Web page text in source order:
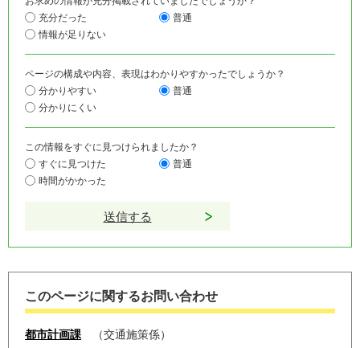
充分だった
普通
情報が足りない
ページの構成や内容、表現はわかりやすかったでしょうか？
分かりやすい
普通
分かりにくい
この情報をすぐに見つけられましたか？
すぐに見つけた
普通
時間がかかった
このページに関するお問い合わせ
都市計画課
交通施策係